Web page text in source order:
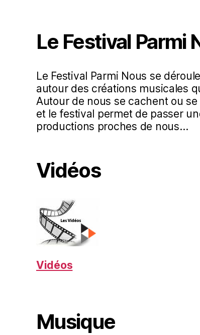
Le Festival Parmi
Le Festival Parmi Nous se
autour des créations musicales
Autour de nous se cachent ou
et le festival permet de passer
productions proches de nous…
Vidéos
Vidéos
Musique